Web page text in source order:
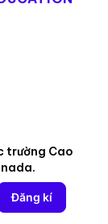
trường Cao
Đăng kí